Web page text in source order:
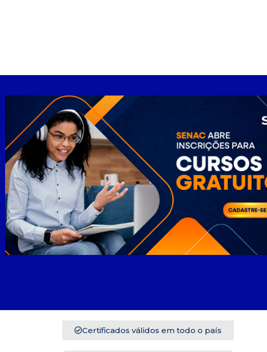
Certificados válidos em todo o país